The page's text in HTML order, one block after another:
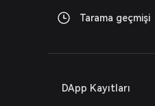
Español (Argentina)
Tarama geçmişi
DApp Kayıtları